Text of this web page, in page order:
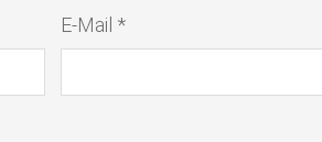
E-Mail *